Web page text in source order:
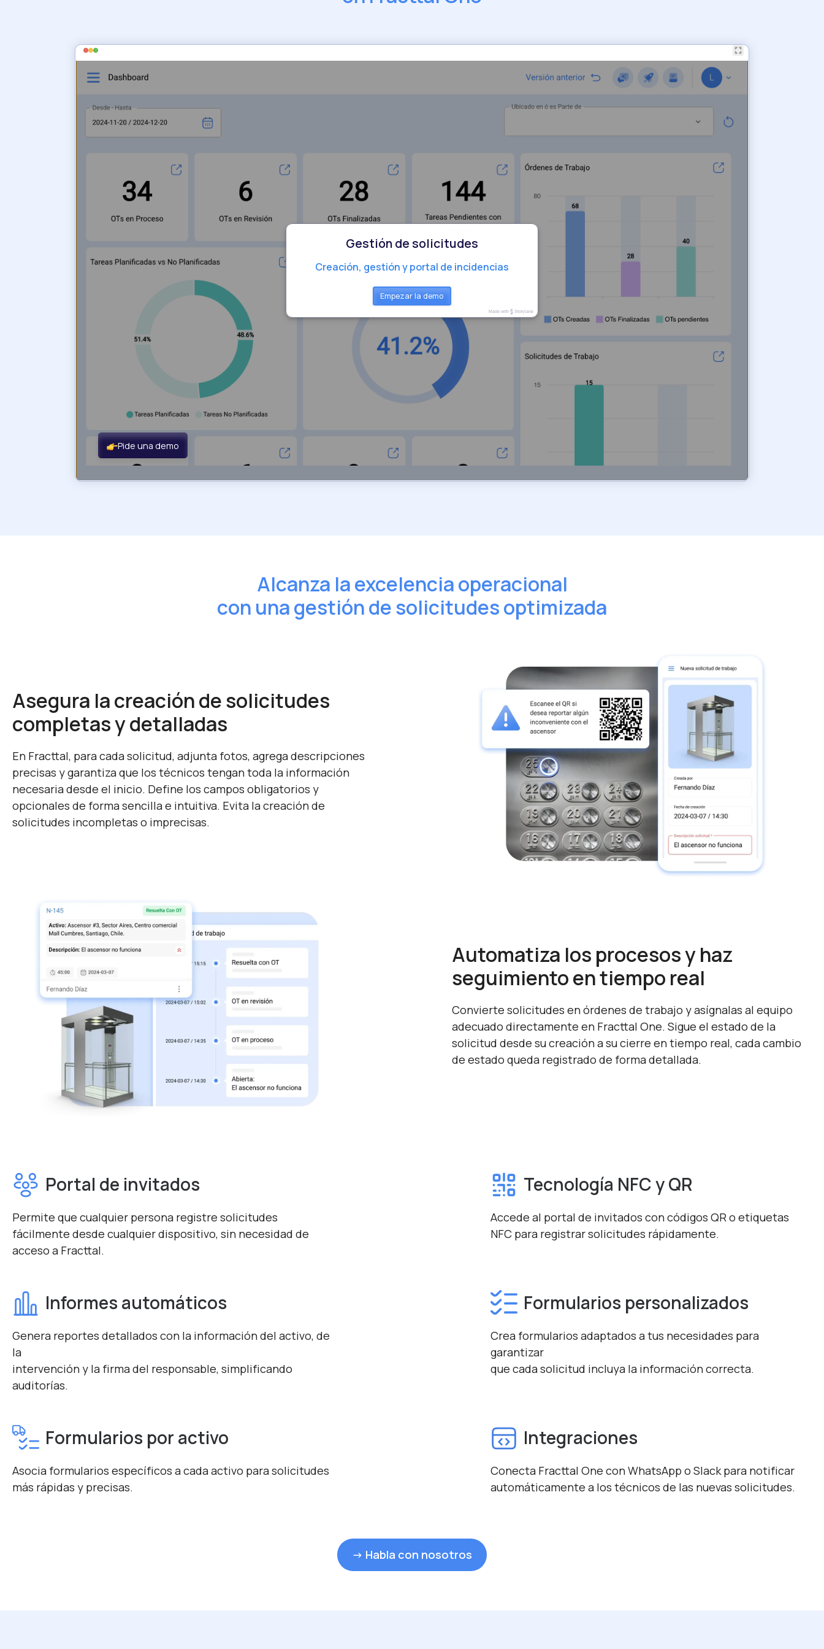
Alcanza la excelencia operacional
con una gestión de solicitudes optimizada
Asegura la creación de solicitudes
completas y detalladas
En Fracttal, para cada solicitud, adjunta fotos, agrega descripciones
precisas y garantiza que los técnicos tengan toda la información
necesaria desde el inicio. Define los campos obligatorios y
opcionales de forma sencilla e intuitiva. Evita la creación de
solicitudes incompletas o imprecisas.
Automatiza los procesos y haz
seguimiento en tiempo real
Convierte solicitudes en órdenes de trabajo y asígnalas al equipo
adecuado directamente en Fracttal One. Sigue el estado de la
solicitud desde su creación a su cierre en tiempo real, cada cambio
de estado queda registrado de forma detallada.
Portal de invitados
Permite que cualquier persona registre solicitudes
fácilmente desde cualquier dispositivo, sin necesidad de
acceso a Fracttal.
Tecnología NFC y QR
Accede al portal de invitados con códigos QR o etiquetas
NFC para registrar solicitudes rápidamente.
Informes automáticos
Genera reportes detallados con la información del activo, de
la
intervención y la firma del responsable, simplificando
auditorías.
Formularios personalizados
Crea formularios adaptados a tus necesidades para
garantizar
que cada solicitud incluya la información correcta.
Formularios por activo
Asocia formularios específicos a cada activo para solicitudes
más rápidas y precisas.
Integraciones
Conecta Fracttal One con WhatsApp o Slack para notificar
automáticamente a los técnicos de las nuevas solicitudes.
→ Habla con nosotros